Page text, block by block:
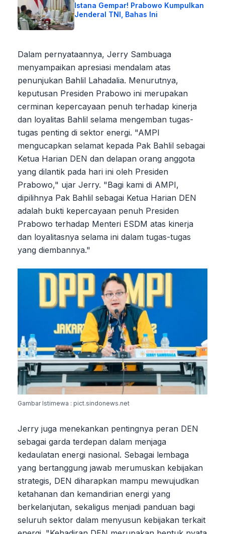
Istana Gempar! Prabowo Kumpulkan
Jenderal TNI, Bahas Ini
Dalam pernyataannya, Jerry Sambuaga
menyampaikan apresiasi mendalam atas
penunjukan Bahlil Lahadalia. Menurutnya,
keputusan Presiden Prabowo ini merupakan
cerminan kepercayaan penuh terhadap kinerja
dan loyalitas Bahlil selama mengemban tugas-
tugas penting di sektor energi. "AMPI
mengucapkan selamat kepada Pak Bahlil sebagai
Ketua Harian DEN dan delapan orang anggota
yang dilantik pada hari ini oleh Presiden
Prabowo," ujar Jerry. "Bagi kami di AMPI,
dipilihnya Pak Bahlil sebagai Ketua Harian DEN
adalah bukti kepercayaan penuh Presiden
Prabowo terhadap Menteri ESDM atas kinerja
dan loyalitasnya selama ini dalam tugas-tugas
yang diembannya."
Gambar Istimewa : pict.sindonews.net
Jerry juga menekankan pentingnya peran DEN
sebagai garda terdepan dalam menjaga
kedaulatan energi nasional. Sebagai lembaga
yang bertanggung jawab merumuskan kebijakan
strategis, DEN diharapkan mampu mewujudkan
ketahanan dan kemandirian energi yang
berkelanjutan, sekaligus menjadi panduan bagi
seluruh sektor dalam menyusun kebijakan terkait